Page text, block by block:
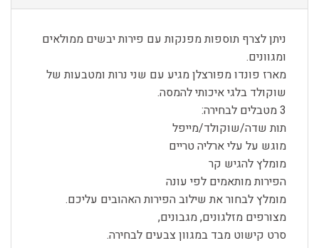
ניתן לצרף תוספות מפנקות עם פירות יבשים ממולאים
ומגוונים.
מארז פונדו מפורצלן מגיע עם שני נרות ומטבעות של
שוקולד בלגי איכותי להמסה.
3 מטבלים לבחירה:
תות שדה/שוקולד/מייפל
מוגש על עלי ארליה טריים
מומלץ להגיש קר
הפירות מותאמים לפי עונה
מומלץ לבחור את שילוב הפירות האהובים עליכם.
מצורפים מזלגונים, מגבונים,
סרט קישוט מבד במגוון צבעים לבחירה.